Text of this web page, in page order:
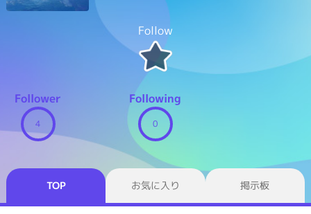
Follow
Follower
4
Following
0
TOP お気に入り 掲示板